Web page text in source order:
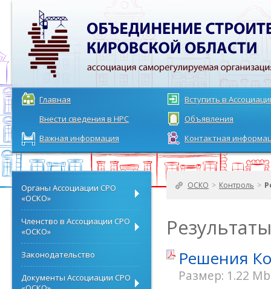
Главная
Вступить в
Внести сведения в НРС
Объявления
Важная информация
Контактная
ОСКО > Контроль >
Решения
Размер: 1.22 Mb
Органы Ассоциации СРО
«ОСКО»
Членство в Ассоциации СРО
«ОСКО»
Законодательство
Документы Ассоциации СРО